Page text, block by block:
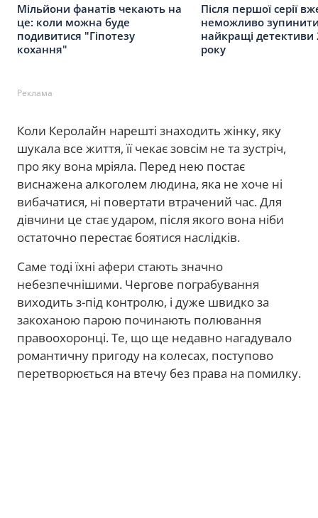
Мільйони фанатів чекають на
це: коли можна буде
подивитися "Гіпотезу
кохання"
Після першої серії
неможливо
найкращі детективи
року
Реклама
Коли Керолайн нарешті знаходить жінку, яку
шукала все життя, її чекає зовсім не та зустріч,
про яку вона мріяла. Перед нею постає
виснажена алкоголем людина, яка не хоче ні
вибачатися, ні повертати втрачений час. Для
дівчини це стає ударом, після якого вона ніби
остаточно перестає боятися наслідків.
Саме тоді їхні афери стають значно
небезпечнішими. Чергове пограбування
виходить з-під контролю, і дуже швидко за
закоханою парою починають полювання
правоохоронці. Те, що ще недавно нагадувало
романтичну пригоду на колесах, поступово
перетворюється на втечу без права на помилку.